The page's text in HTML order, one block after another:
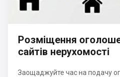
Розміщення
сайтів нерухомості
Заощаджуйте час на подачу